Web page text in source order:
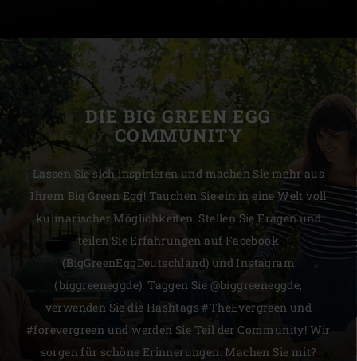
DIE BIG GREEN EGG
COMMUNITY
Lassen Sie sich inspirieren und machen Sie mehr aus
Ihrem Big Green Egg! Tauchen Sie ein in eine Welt voll
kulinarischer Möglichkeiten. Stellen Sie Fragen und
teilen Sie Erfahrungen auf Facebook
(BigGreenEggDeutschland) und Instagram
(biggreeneggde). Taggen Sie @biggreeneggde,
verwenden Sie die Hashtags #TheEvergreen und
#forevergreen und werden Sie Teil der Community! Wir
sorgen für schöne Erinnerungen. Machen Sie mit?